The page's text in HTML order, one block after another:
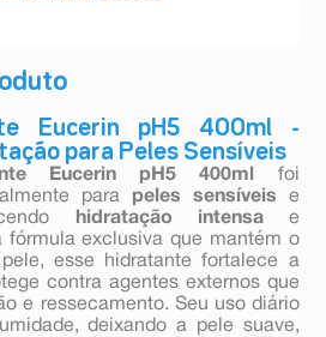
Eucerin pH5 400ml -
para Peles Sensíveis
Eucerin pH5 400ml
foi
para peles sensíveis e
hidratação intensae
fórmula exclusiva que mantém o
esse hidratante fortalece a
contra agentes externos que
e ressecamento. Seu uso diário
deixando a pele suave,